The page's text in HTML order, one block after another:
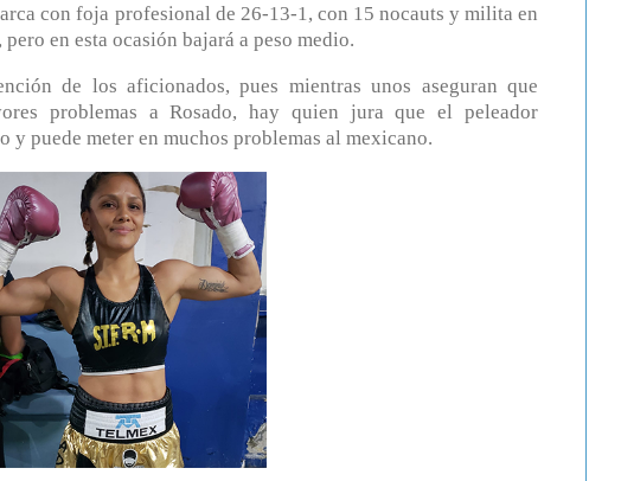
con foja profesional de 26-13-1, con 15 nocauts y milita en
en esta ocasión bajará a peso medio.
de los aficionados, pues mientras unos aseguran que
problemas a Rosado, hay quien jura que el peleador
y puede meter en muchos problemas al mexicano.